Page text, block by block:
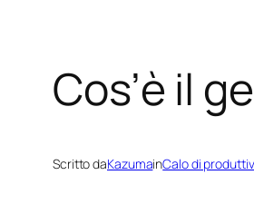
Cos’è il
Scritto daKazumainCalo di